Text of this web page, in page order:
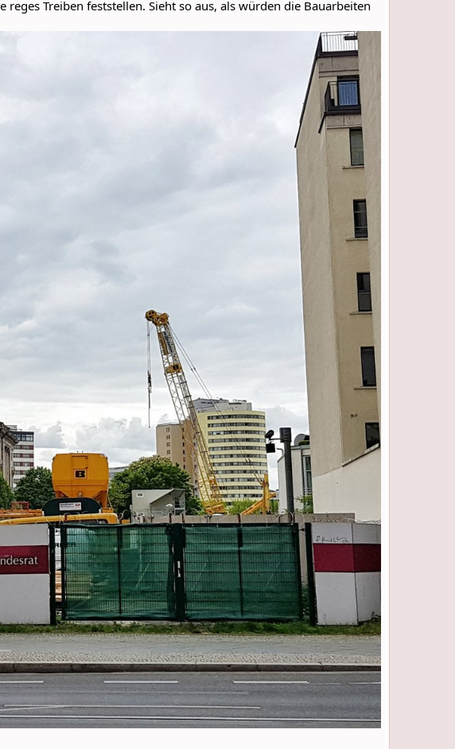
Treiben feststellen. Sieht so aus, als würden die Bauarbeiten